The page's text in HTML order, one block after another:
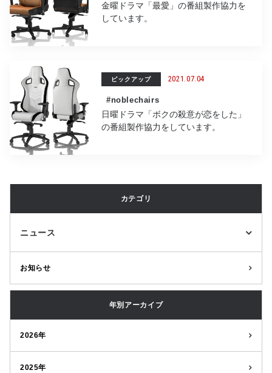
金曜ドラマ「最愛」の番組製作協力を
しています。
ピックアップ 2021.07.04
#noblechairs
日曜ドラマ「ボクの殺意が恋をした」
の番組製作協力をしています。
カテゴリ
ニュース
お知らせ
年別アーカイブ
2026年
2025年